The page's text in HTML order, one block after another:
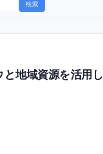
検索
地域資源を活用し